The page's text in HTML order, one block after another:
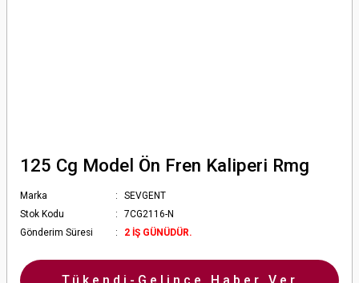
125 Cg Model Ön Fren Kaliperi Rmg
Marka
SEVGENT
Stok Kodu
7CG2116-N
Gönderim Süresi
2 İŞ GÜNÜDÜR.